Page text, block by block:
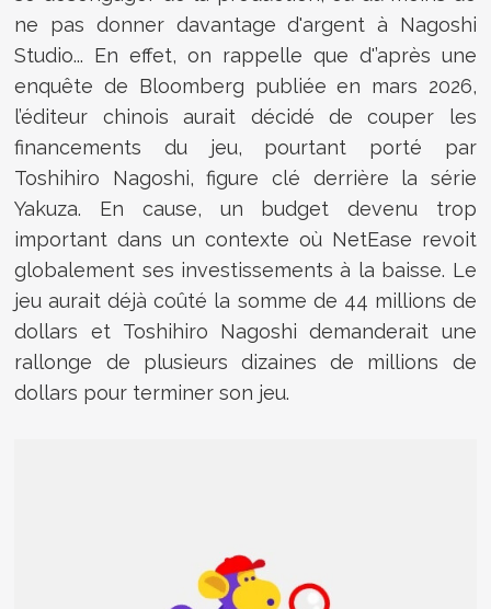
ne pas donner davantage d'argent à Nagoshi
Studio... En effet, on rappelle que d'’après une
enquête de Bloomberg publiée en mars 2026,
l’éditeur chinois aurait décidé de couper les
financements du jeu, pourtant porté par
Toshihiro Nagoshi, figure clé derrière la série
Yakuza. En cause, un budget devenu trop
important dans un contexte où NetEase revoit
globalement ses investissements à la baisse. Le
jeu aurait déjà coûté la somme de 44 millions de
dollars et Toshihiro Nagoshi demanderait une
rallonge de plusieurs dizaines de millions de
dollars pour terminer son jeu.